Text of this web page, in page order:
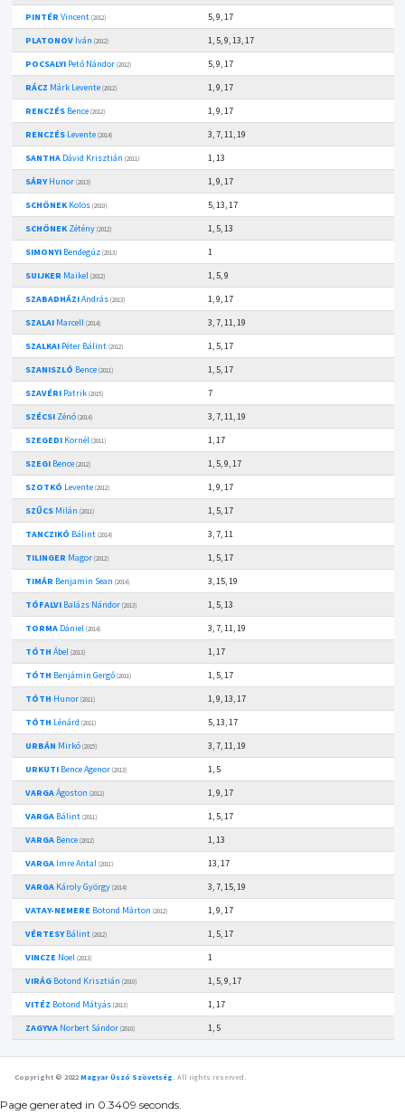
PINTÉR Vincent (2012)
5, 9, 17
PLATONOVIván (2012)
1, 5, 9, 13, 17
POCSALYIPető Nándor (2012)
5, 9, 17
RÁCZ Márk Levente (2012)
1, 9, 17
RENCZÉSBence (2012)
1, 9, 17
RENCZÉSLevente (2014)
3, 7, 11, 19
SANTHADávid Krisztián (2011)
1, 13
SÁRYHunor (2013)
1, 9, 17
SCHÖNEKKolos (2010)
5, 13, 17
SCHÖNEKZétény (2012)
1, 5, 13
SIMONYIBendegúz (2013)
1
SUIJKER Maikel (2012)
1, 5, 9
SZABADHÁZIAndrás (2013)
1, 9, 17
SZALAIMarcell (2014)
3, 7, 11, 19
SZALKAIPéter Bálint (2012)
1, 5, 17
SZANISZLÓ Bence (2011)
1, 5, 17
SZAVÉRIPatrik (2015)
7
SZÉCSIZénó (2014)
3, 7, 11, 19
SZEGEDIKornél (2011)
1, 17
SZEGIBence (2012)
1, 5, 9, 17
SZOTKÓ Levente (2012)
1, 9, 17
SZŰCSMilán (2011)
1, 5, 17
TANCZIKÓ Bálint (2014)
3, 7, 11
TILINGER Magor (2012)
1, 5, 17
TIMÁR Benjamin Sean (2014)
3, 15, 19
TÓFALVIBalázs Nándor (2013)
1, 5, 13
TORMADániel (2014)
3, 7, 11, 19
TÓTH Ábel (2013)
1, 17
TÓTH Benjámin Gergő (2011)
1, 5, 17
TÓTH Hunor (2011)
1, 9, 13, 17
TÓTH Lénárd (2011)
5, 13, 17
URBÁN Mirkó (2015)
3, 7, 11, 19
URKUTIBence Agenor (2013)
1, 5
VARGAÁgoston (2012)
1, 9, 17
VARGABálint (2011)
1, 5, 17
VARGABence (2012)
1, 13
VARGAImre Antal (2011)
13, 17
VARGAKároly György (2014)
3, 7, 15, 19
VATAY-NEMEREBotond Márton (2012)
1, 9, 17
VÉRTESYBálint (2012)
1, 5, 17
VINCZENoel (2013)
1
VIRÁGBotond Krisztián (2010)
1, 5, 9, 17
VITÉZ Botond Mátyás (2013)
1, 17
ZAGYVANorbert Sándor (2010) 1, 5
Copyright © 2022Magyar Úszó Szövetség . All rights reserved.
Page generated in 0.3409 seconds.